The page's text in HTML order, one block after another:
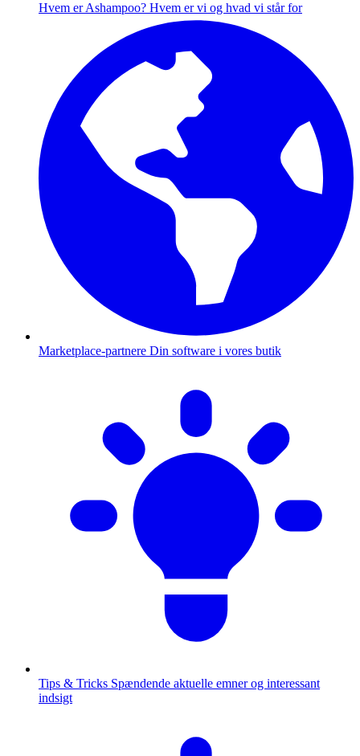
Hvem er Ashampoo? Hvem er vi og hvad vi står for
Marketplace-partnere Din software i vores butik
Tips & Tricks Spændende aktuelle emner og interessant
indsigt